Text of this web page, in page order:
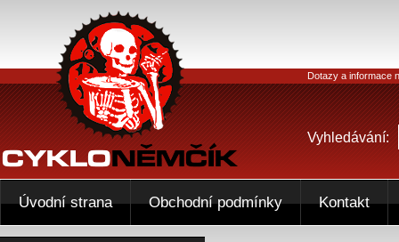
Dotazy a informace
Vyhledávání:
Úvodní strana Obchodní podmínky Kontakt